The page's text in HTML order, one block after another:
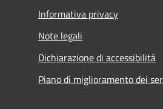
Informativa privacy
Note legali
Dichiarazione di accessibilità
Piano di miglioramento dei